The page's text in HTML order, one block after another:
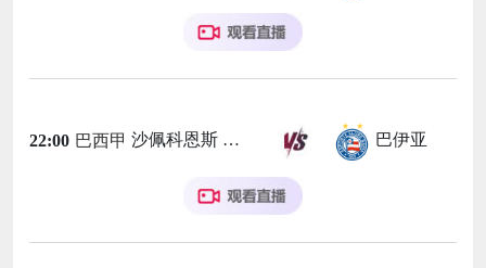
22:00 巴西甲 沙佩科恩斯 巴伊亚